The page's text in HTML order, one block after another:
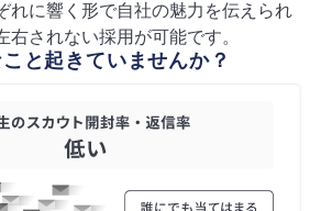
れに響く形で自社の魅力を伝えられ
右されない採用が可能です。
と起きていませんか？